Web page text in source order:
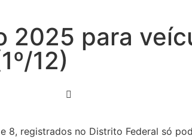
2025 para
12)
8, registrados no Distrito Federal só